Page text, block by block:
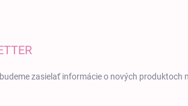
zasielať informácie o nových produktoch